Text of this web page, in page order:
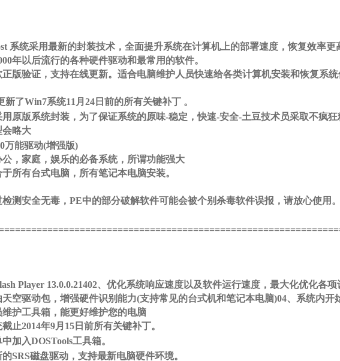
系统采用最新的封装技术，全面提升系统在计算机上的部署速度，恢复效率更
年以后流行的各种硬件驱动和最常用的软件。
版验证，支持在线更新。适合电脑维护人员快速给各类计算机安装和恢复系统
新了Win7系统11月24日前的所有关键补丁 。
原版系统封装，为了保证系统的原味-稳定，快速-安全-土豆技术员采取不疯
会略大
万能驱动(增强版)
，家庭，娱乐的必备系统，所谓功能强大
所有台式电脑，所有笔记本电脑安装。
测安全无毒，PE中的部分破解软件可能会被个别杀毒软件误报，请放心使用。
Player 13.0.0.21402、优化系统响应速度以及软件运行速度，最大化优化各项
天空驱动包，增强硬件识别能力(支持常见的台式机和笔记本电脑)04、系统内开
护工具箱，能更好维护您的电脑
止2014年9月15日前所有关键补丁。
加入DOSTools工具箱。
SRS磁盘驱动，支持最新电脑硬件环境。